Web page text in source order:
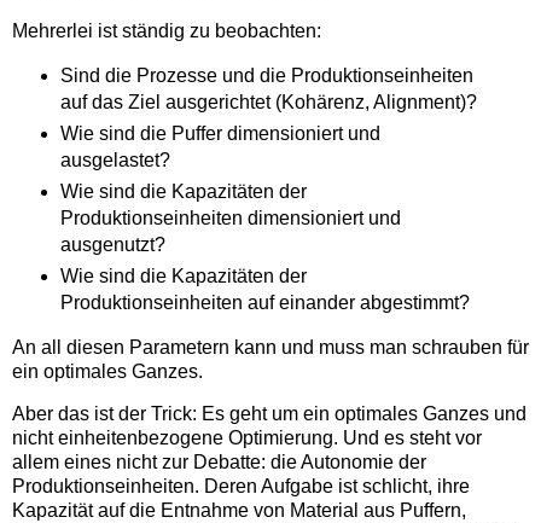
Mehrerlei ist ständig zu beobachten:
Sind die Prozesse und die Produktionseinheiten
auf das Ziel ausgerichtet (Kohärenz, Alignment)?
Wie sind die Puffer dimensioniert und
ausgelastet?
Wie sind die Kapazitäten der
Produktionseinheiten dimensioniert und
ausgenutzt?
Wie sind die Kapazitäten der
Produktionseinheiten auf einander abgestimmt?
An all diesen Parametern kann und muss man schrauben für
ein optimales Ganzes.
Aber das ist der Trick: Es geht um ein optimales Ganzes und
nicht einheitenbezogene Optimierung. Und es steht vor
allem eines nicht zur Debatte: die Autonomie der
Produktionseinheiten. Deren Aufgabe ist schlicht, ihre
Kapazität auf die Entnahme von Material aus Puffern,